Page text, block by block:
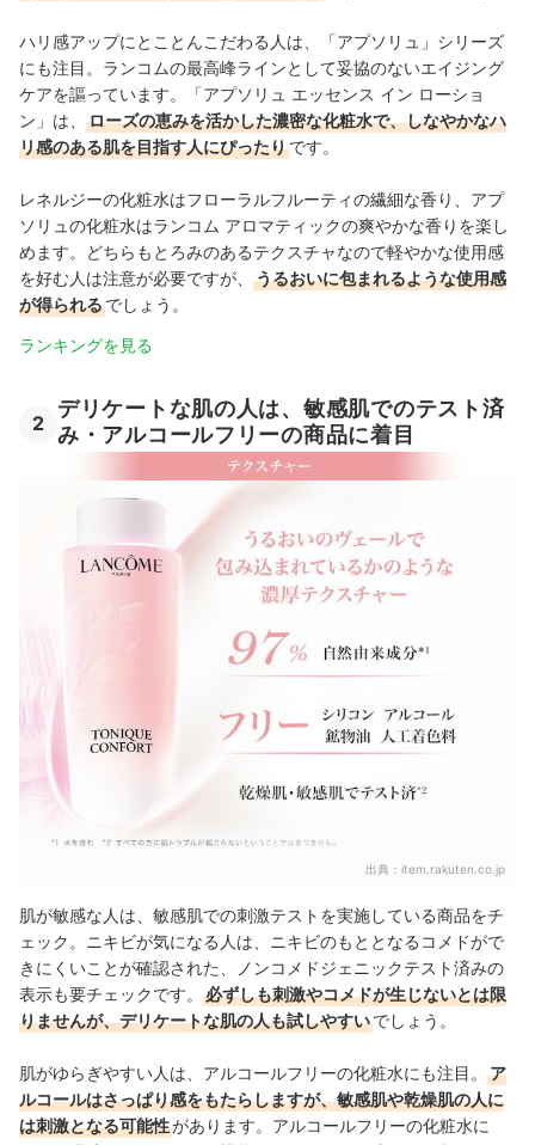
ハリ感アップにとことんこだわる人は、「アプソリュ」シリーズ
にも注目。ランコムの最高峰ラインとして妥協のないエイジング
ケアを謳っています。「アプソリュ エッセンス イン ローショ
ン」は、
ローズの恵みを活かした濃密な化粧水で、しなやかなハ
リ感のある肌を目指す人にぴったりです。
レネルジーの化粧水はフローラルフルーティの繊細な香り、アプ
ソリュの化粧水はランコム アロマティックの爽やかな香りを楽し
めます。どちらもとろみのあるテクスチャなので軽やかな使用感
を好む人は注意が必要ですが、
うるおいに包まれるような使用感
が得られるでしょう。
ランキングを見る
2
デリケートな肌の人は、敏感肌でのテスト済
み・アルコールフリーの商品に着目
出典： item.rakuten.co.jp
肌が敏感な人は、敏感肌での刺激テストを実施している商品をチ
ェック。ニキビが気になる人は、ニキビのもととなるコメドがで
きにくいことが確認された、ノンコメドジェニックテスト済みの
表示も要チェックです。
必ずしも刺激やコメドが生じないとは限
りませんが、デリケートな肌の人も試しやすいでしょう。
肌がゆらぎやすい人は、アルコールフリーの化粧水にも注目。
ア
ルコールはさっぱり感をもたらしますが、敏感肌や乾燥肌の人に
は刺激となる可能性があります。アルコールフリーの化粧水に